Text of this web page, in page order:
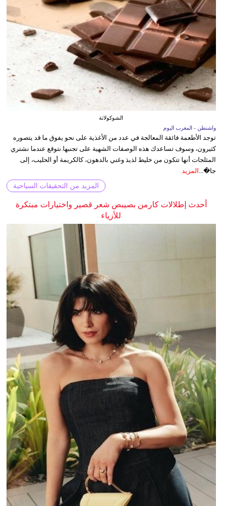
الشوكولاتة
واشنطن - المغرب اليوم
توجد الأطعمة فائقة المعالجة في عدد من الأغذية على نحو يفوق ما قد يتصوره
كثيرون، وسوف تساعدك هذه الوصفات الشهية على تجنبها.نتوقع عندما نشتري
المثلجات أنها تتكون من خليط لذيذ وغني بالدهون، كالكريمة أو الحليب، إلى
جا�...
المزيد
المزيد من التحقيقات السياحية
أحدث إطلالات كارمن بصيبص شعر قصير واختيارات مبتكرة
للأزياء